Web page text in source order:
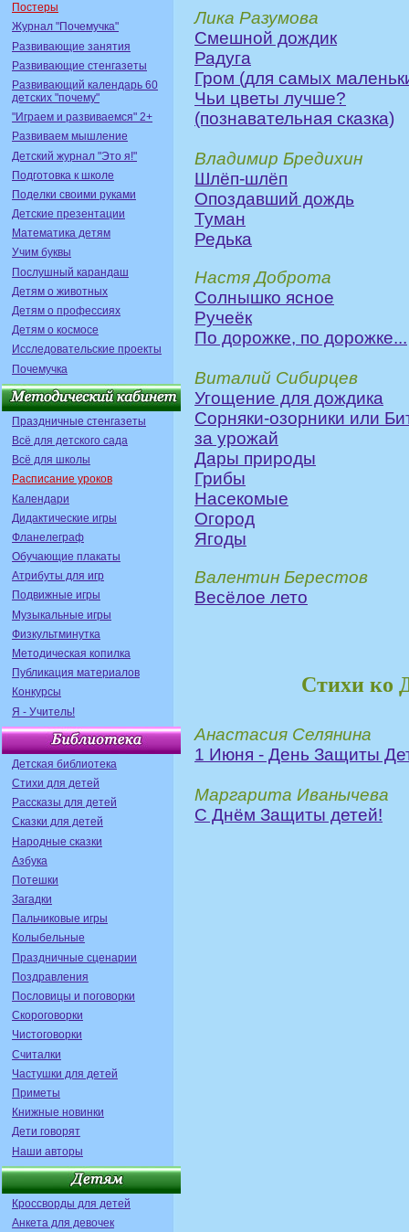
Постеры
Журнал "Почемучка"
Развивающие занятия
Развивающие стенгазеты
Развивающий календарь 60
детских "почему"
"Играем и развиваемся" 2+
Развиваем мышление
Детский журнал "Это я!"
Подготовка к школе
Поделки своими руками
Детские презентации
Математика детям
Учим буквы
Послушный карандаш
Детям о животных
Детям о профессиях
Детям о космосе
Исследовательские проекты
Почемучка
Праздничные стенгазеты
Всё для детского сада
Всё для школы
Расписание уроков
Календари
Дидактические игры
Фланелеграф
Обучающие плакаты
Атрибуты для игр
Подвижные игры
Музыкальные игры
Физкультминутка
Методическая копилка
Публикация материалов
Конкурсы
Я - Учитель!
Детская библиотека
Стихи для детей
Рассказы для детей
Сказки для детей
Народные сказки
Азбука
Потешки
Загадки
Пальчиковые игры
Колыбельные
Праздничные сценарии
Поздравления
Пословицы и поговорки
Скороговорки
Чистоговорки
Считалки
Частушки для детей
Приметы
Книжные новинки
Дети говорят
Наши авторы
Кроссворды для детей
Анкета для девочек
Лика Разумова
Смешной дождик
Радуга
Гром (для самых
Чьи цветы лучше?
(познавательная сказка)
Владимир Бредихин
Шлёп-шлёп
Опоздавший дождь
Туман
Редька
Настя Доброта
Солнышко ясное
Ручеёк
По дорожке, по дорожке...
Виталий Сибирцев
Угощение для дождика
Сорняки-озорники или
за урожай
Дары природы
Грибы
Насекомые
Огород
Ягоды
Валентин Берестов
Весёлое лето
Стихи ко
Анастасия Селянина
1 Июня - День Защиты
Маргарита Иванычева
С Днём Защиты детей!